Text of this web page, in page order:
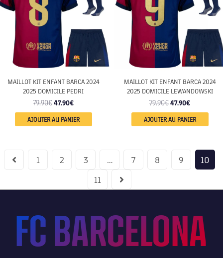
MAILLOT KIT ENFANT BARCA 2024
2025 DOMICILE PEDRI
79.90€47.90€
AJOUTER AU PANIER
MAILLOT KIT ENFANT BARCA 2024
2025 DOMICILE LEWANDOWSKI
79.90€47.90€
AJOUTER AU PANIER
1 2 3 … 7 8 9
10
11
FC BARCELONA